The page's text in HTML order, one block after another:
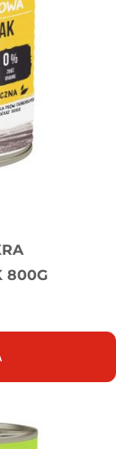
800G